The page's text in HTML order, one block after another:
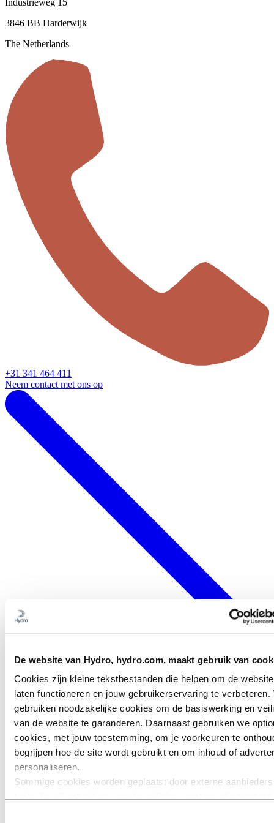
De website van Hydro, hydro.com, maakt gebruik van
Cookies zijn kleine tekstbestanden die helpen om de
laten functioneren en jouw gebruikerservaring te verbeteren.
gebruiken noodzakelijke cookies om de basiswerking en
van de website te garanderen. Daarnaast gebruiken we
cookies, met jouw toestemming, om je voorkeuren te
begrijpen hoe de site wordt gebruikt en om inhoud of
personaliseren.
Sommige cookies worden geplaatst door externe
3846 BB Harderwijk
The Netherlands
+31 341 464 411
Neem contact met ons op